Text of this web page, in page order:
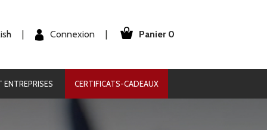
Panier 0
| Connexion |
ENTREPRISES CERTIFICATS-CADEAUX